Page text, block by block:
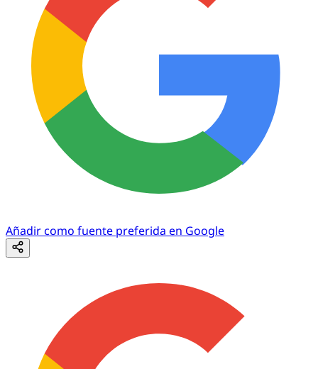
Añadir como fuente preferida en Google